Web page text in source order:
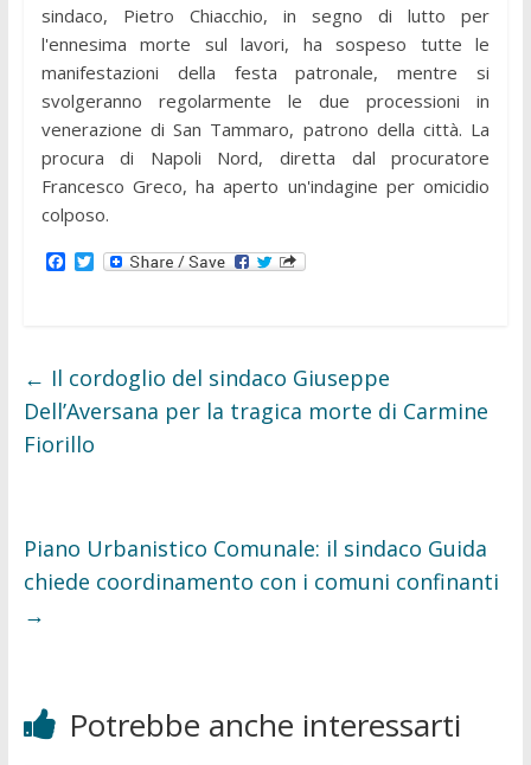
sindaco, Pietro Chiacchio, in segno di lutto per
l'ennesima morte sul lavori, ha sospeso tutte le
manifestazioni della festa patronale, mentre si
svolgeranno regolarmente le due processioni in
venerazione di San Tammaro, patrono della città. La
procura di Napoli Nord, diretta dal procuratore
Francesco Greco, ha aperto un'indagine per omicidio
colposo.
F
o
k
T
r
← Il cordoglio del sindaco Giuseppe
Dell’Aversana per la tragica morte di Carmine
Fiorillo
Piano Urbanistico Comunale: il sindaco Guida
chiede coordinamento con i comuni confinanti
→
Potrebbe anche interessarti